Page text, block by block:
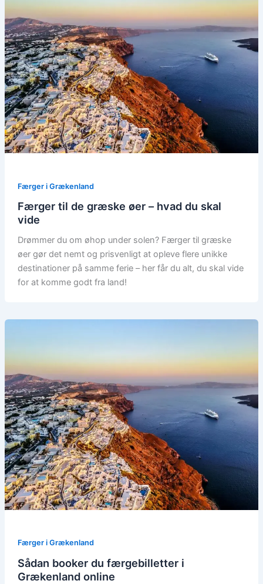
Færger i Grækenland
Færger til de græske øer – hvad du skal
vide
Drømmer du om øhop under solen? Færger til græske
øer gør det nemt og prisvenligt at opleve flere unikke
destinationer på samme ferie – her får du alt, du skal vide
for at komme godt fra land!
Færger i Grækenland
Sådan booker du færgebilletter i
Grækenland online